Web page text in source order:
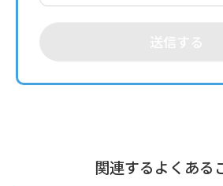
送信する
関連するよくある